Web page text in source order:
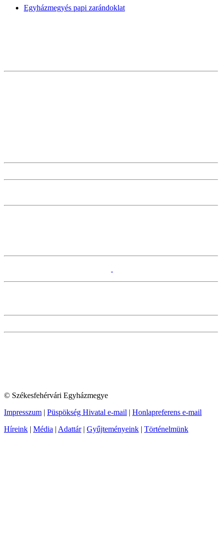
Egyházmegyés papi zarándoklat
© Székesfehérvári Egyházmegye
Impresszum | Püspökség Hivatal e-mail | Honlapreferens e-mail
Híreink | Média | Adattár| Gyűjteményeink | Történelmünk